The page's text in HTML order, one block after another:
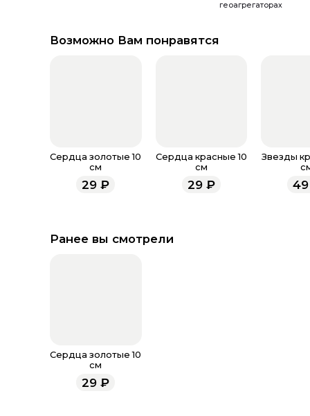
геоагрегаторах
Возможно Вам понравятся
Сердца золотые 10
см
29 ₽
Сердца красные 10
см
29₽
Звезды
49
Ранее вы смотрели
Сердца золотые 10
см
29 ₽